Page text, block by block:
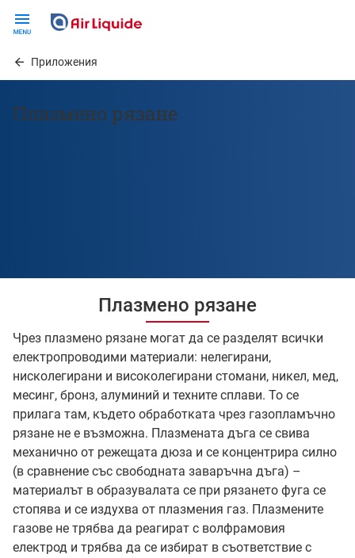
contentПриложения
Плазмено рязане
Плазмено рязане
Чрез плазмено рязане могат да се разделят всички
електропроводими материали: нелегирани,
нисколегирани и високолегирани стомани, никел, мед,
месинг, бронз, алуминий и техните сплави. То се
прилага там, където обработката чрез газопламъчно
рязане не е възможна. Плазмената дъга се свива
механично от режещата дюза и се концентрира силно
(в сравнение със свободната заваръчна дъга) –
материалът в образувалата се при рязането фуга се
стопява и се издухва от плазмения газ. Плазмените
газове не трябва да реагират с волфрамовия
електрод и трябва да се избират в съответствие с